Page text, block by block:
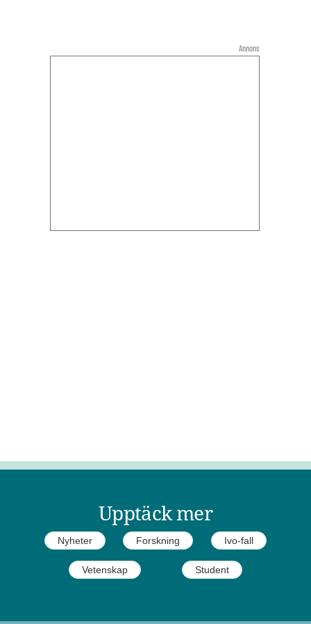
Upptäck mer
Nyheter Forskning Ivo-fall
Vetenskap Student
Annons